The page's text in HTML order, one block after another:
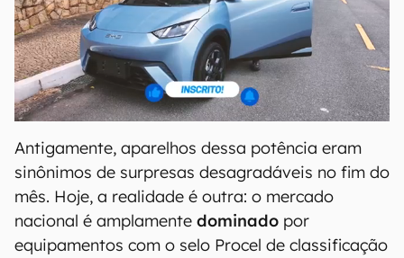
Antigamente, aparelhos dessa potência eram
sinônimos de surpresas desagradáveis no fim do
mês. Hoje, a realidade é outra: o mercado
nacional é amplamente dominado por
equipamentos com o selo Procel de classificação